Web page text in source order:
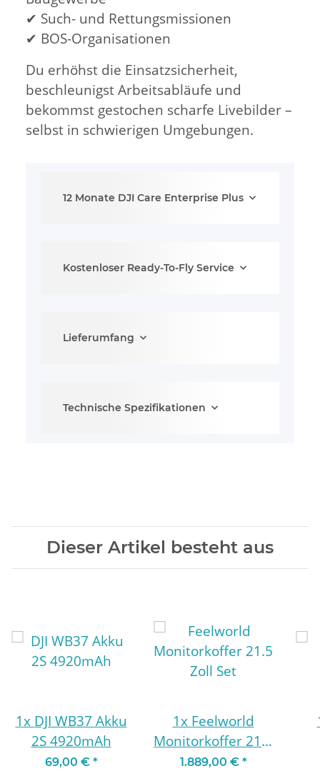
✔ Such- und Rettungsmissionen
✔ BOS-Organisationen
Du erhöhst die Einsatzsicherheit,
beschleunigst Arbeitsabläufe und
bekommst gestochen scharfe Livebilder –
selbst in schwierigen Umgebungen.
12 Monate DJI Care Enterprise Plus
Kostenloser Ready-To-Fly Service
Lieferumfang
Technische Spezifikationen
Dieser Artikel besteht aus
1x DJI WB37 Akku
2S 4920mAh
69,00 € *
1x Feelworld
Monitorkoffer 21.5
Zoll Set
1.889,00 € *